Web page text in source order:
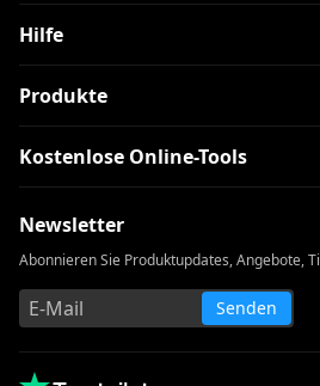
Hilfe
Produkte
Kostenlose Online-Tools
Newsletter
Abonnieren Sie Produktupdates, Angebote,
Senden